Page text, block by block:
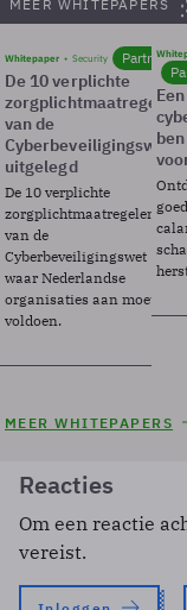
MEER WHITEPAPERS
Whitepaper Security Partner
De 10 verplichte
zorgplichtmaatregelen
van de
Cyberbeveiligingswet
uitgelegd
De 10 verplichte
zorgplichtmaatregelen
van de
Cyberbeveiligingswet
waar Nederlandse
organisaties aan moeten
voldoen.
goed
MEER WHITEPAPERS
Reacties
Om een reactie
vereist.